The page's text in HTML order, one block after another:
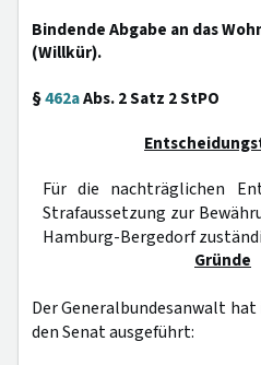
Bindende Abgabe an das
(Willkür).
§462aAbs. 2 Satz 2 StPO
Für die nachträglichen
Strafaussetzung zur
Hamburg-Bergedorf
Gründe
Der Generalbundesanwalt
den Senat ausgeführt: